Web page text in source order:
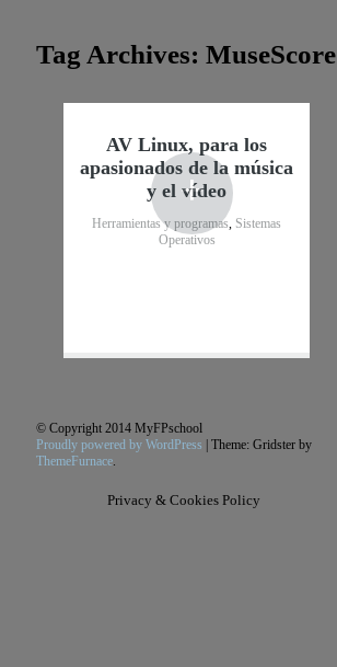
Tag Archives: MuseScore
+
AV Linux, para los
apasionados de la música
y el vídeo
Herramientas y programas Sistemas
Operativos
© Copyright 2014 MyFPschool
Proudly powered by WordPress | Theme: Gridster by
ThemeFurnace
Privacy & Cookies Policy